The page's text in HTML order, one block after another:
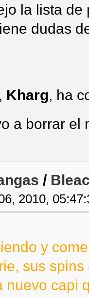
la lista
dudas
Kharg, ha
a borrar
/
2010,
y
sus
nuevo capi